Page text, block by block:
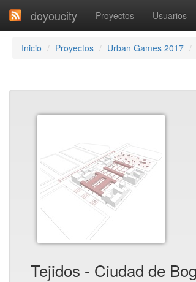
doyoucity Proyectos Usuarios
Inicio Proyectos Urban Games 2017
Tejidos - Ciudad de